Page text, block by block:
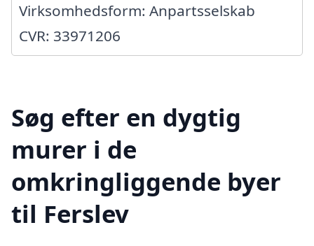
Virksomhedsform: Anpartsselskab
CVR: 33971206
Søg efter en dygtig
murer i de
omkringliggende byer
til Ferslev